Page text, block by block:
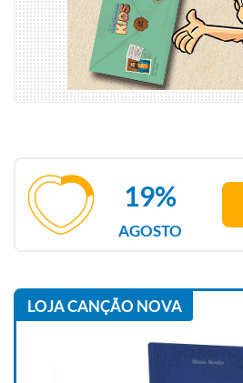
AGOSTO
19%
LOJA CANÇÃO NOVA